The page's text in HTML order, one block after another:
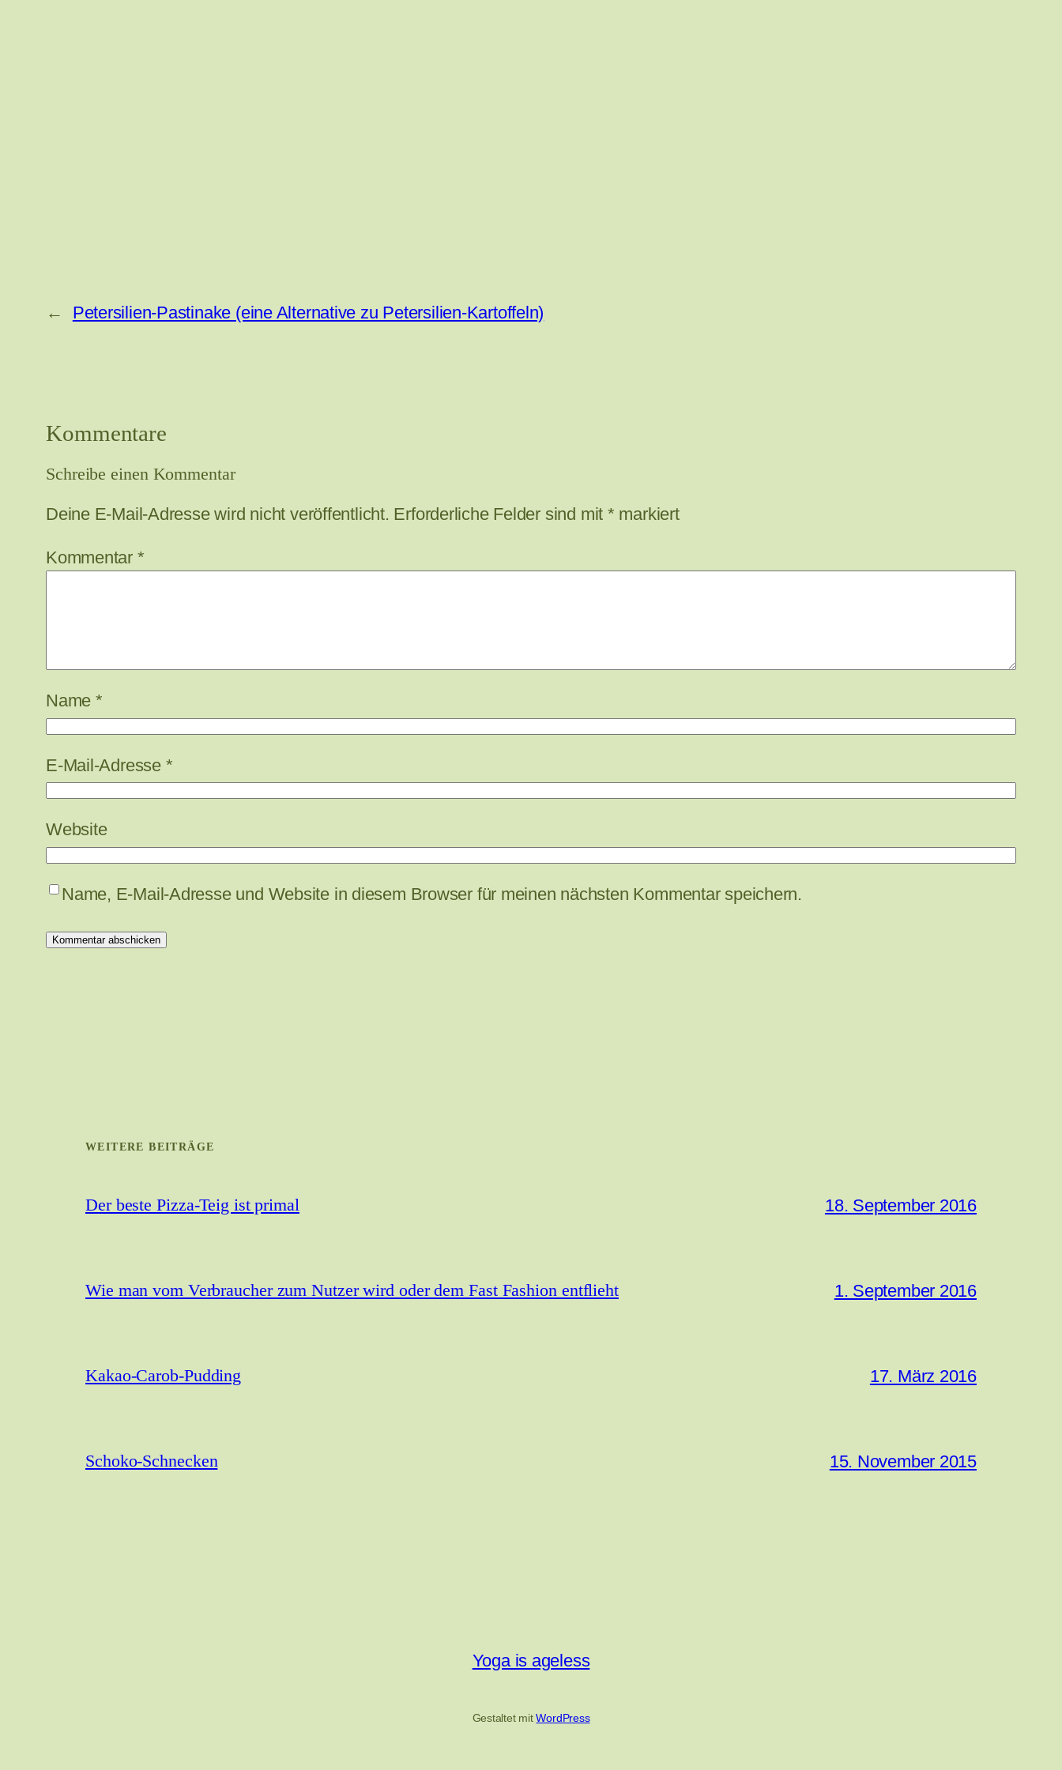
← Petersilien-Pastinake (eine Alternative zu Petersilien-Kartoffeln)
Kommentare
Schreibe einen Kommentar
Deine E-Mail-Adresse wird nicht veröffentlicht. Erforderliche Felder sind mit * markiert
Kommentar *
Name *
E-Mail-Adresse *
Website
Name, E-Mail-Adresse und Website in diesem Browser für meinen nächsten Kommentar speichern.
WEITERE BEITRÄGE
Der beste Pizza-Teig ist primal 18. September 2016
Wie man vom Verbraucher zum Nutzer wird oder dem Fast Fashion entflieht 1. September 2016
Kakao-Carob-Pudding 17. März 2016
Schoko-Schnecken 15. November 2015
Yoga is ageless
Gestaltet mitWordPress